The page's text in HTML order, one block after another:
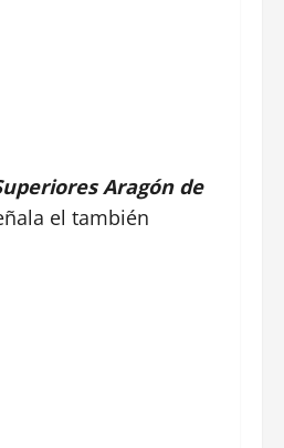
Aragón de
el también